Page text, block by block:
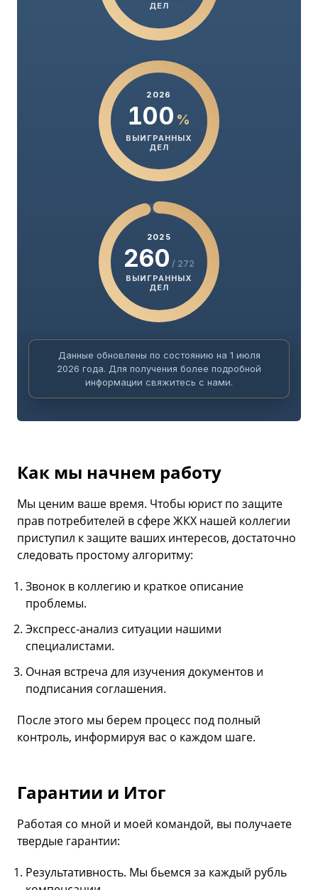
ДЕЛ
2026
100 %
ВЫИГРАННЫХ
ДЕЛ
2025
260 / 272
ВЫИГРАННЫХ
ДЕЛ
Данные обновлены по состоянию на 1 июля
2026 года. Для получения более подробной
информации свяжитесь с нами.
Как мы начнем работу
Мы ценим ваше время. Чтобы юрист по защите
прав потребителей в сфере ЖКХ нашей коллегии
приступил к защите ваших интересов, достаточно
следовать простому алгоритму:
Звонок в коллегию и краткое описание
проблемы.
Экспресс-анализ ситуации нашими
специалистами.
Очная встреча для изучения документов и
подписания соглашения.
После этого мы берем процесс под полный
контроль, информируя вас о каждом шаге.
Гарантии и Итог
Работая со мной и моей командой, вы получаете
твердые гарантии:
Результативность. Мы бьемся за каждый рубль